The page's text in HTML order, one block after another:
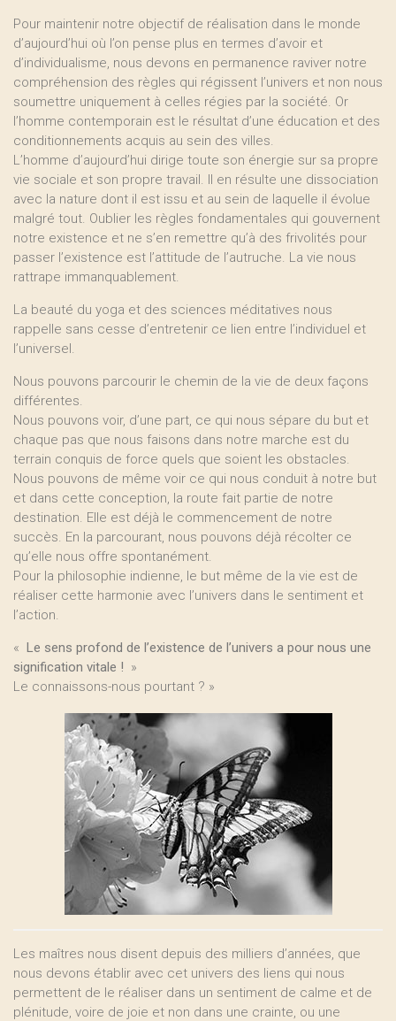
Pour maintenir notre objectif de réalisation dans le monde
d’aujourd’hui où l’on pense plus en termes d’avoir et
d’individualisme, nous devons en permanence raviver notre
compréhension des règles qui régissent l’univers et non nous
soumettre uniquement à celles régies par la société. Or
l’homme contemporain est le résultat d’une éducation et des
conditionnements acquis au sein des villes.
L’homme d’aujourd’hui dirige toute son énergie sur sa propre
vie sociale et son propre travail. Il en résulte une dissociation
avec la nature dont il est issu et au sein de laquelle il évolue
malgré tout. Oublier les règles fondamentales qui gouvernent
notre existence et ne s’en remettre qu’à des frivolités pour
passer l’existence est l’attitude de l’autruche. La vie nous
rattrape immanquablement.
La beauté du yoga et des sciences méditatives nous
rappelle sans cesse d’entretenir ce lien entre l’individuel et
l’universel.
Nous pouvons parcourir le chemin de la vie de deux façons
différentes.
Nous pouvons voir, d’une part, ce qui nous sépare du but et
chaque pas que nous faisons dans notre marche est du
terrain conquis de force quels que soient les obstacles.
Nous pouvons de même voir ce qui nous conduit à notre but
et dans cette conception, la route fait partie de notre
destination. Elle est déjà le commencement de notre
succès. En la parcourant, nous pouvons déjà récolter ce
qu’elle nous offre spontanément.
Pour la philosophie indienne, le but même de la vie est de
réaliser cette harmonie avec l’univers dans le sentiment et
l’action.
« Le sens profond de l’existence de l’univers a pour nous une
signification vitale ! »
Le connaissons-nous pourtant ? »
Les maîtres nous disent depuis des milliers d’années, que
nous devons établir avec cet univers des liens qui nous
permettent de le réaliser dans un sentiment de calme et de
plénitude, voire de joie et non dans une crainte, ou une